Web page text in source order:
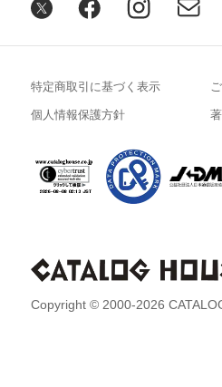
Copyright © 2000-2026
特定商取引に基づく表示
個人情報保護方針